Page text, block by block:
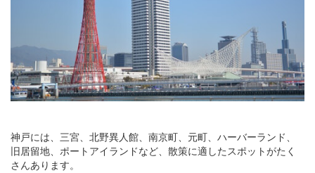
神戸には、三宮、北野異人館、南京町、元町、ハーバーランド、
旧居留地、ポートアイランドなど、散策に適したスポットがたく
さんあります。